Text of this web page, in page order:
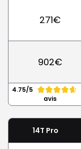
271€
902€
4.75/5
avis
14T Pro